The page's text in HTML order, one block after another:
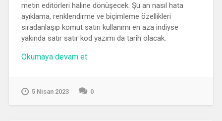
metin editörleri haline dönüşecek. Şu an nasıl hata
ayıklama, renklendirme ve biçimleme özellikleri
sıradanlaşıp komut satırı kullanımı en aza indiyse
yakında satır satır kod yazımı da tarih olacak.
Okumaya devam et“Kodlasak
5 Nisan 2023 0